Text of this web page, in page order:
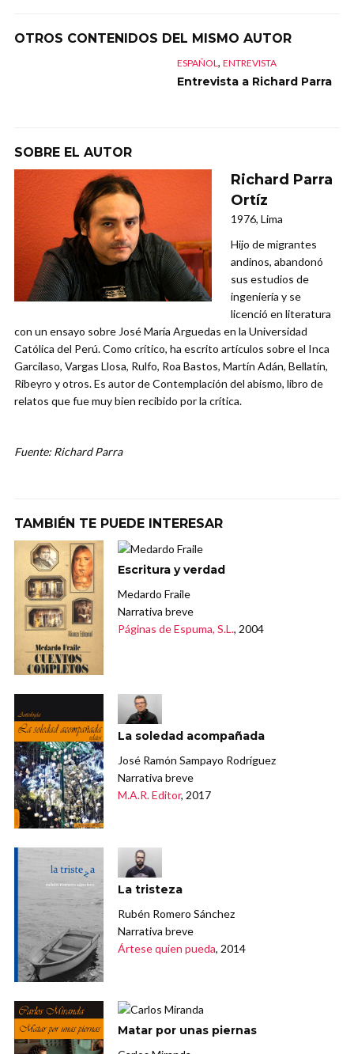
OTROS CONTENIDOS DEL MISMO AUTOR
ESPAÑOL, ENTREVISTA
Entrevista a Richard Parra
SOBRE EL AUTOR
Richard Parra
Ortíz
1976, Lima
Hijo de migrantes
andinos, abandonó
sus estudios de
ingeniería y se
licenció en literatura
con un ensayo sobre José María Arguedas en la Universidad
Católica del Perú. Como crítico, ha escrito artículos sobre el Inca
Garcilaso, Vargas Llosa, Rulfo, Roa Bastos, Martín Adán, Bellatín,
Ribeyro y otros. Es autor de Contemplación del abismo, libro de
relatos que fue muy bien recibido por la crítica.
Fuente: Richard Parra
TAMBIÉN TE PUEDE INTERESAR
Escritura y verdad
Medardo Fraile
Narrativa breve
Páginas de Espuma, S.L., 2004
La soledad acompañada
José Ramón Sampayo Rodríguez
Narrativa breve
M.A.R. Editor, 2017
La tristeza
Rubén Romero Sánchez
Narrativa breve
Ártese quien pueda, 2014
Matar por unas piernas